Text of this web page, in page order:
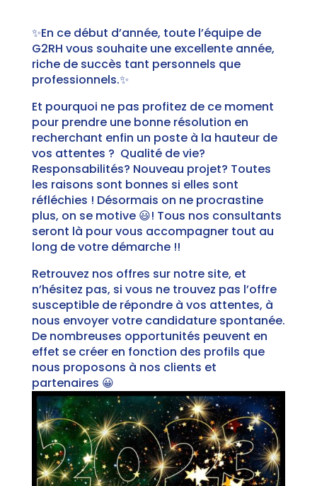
✨En ce début d’année, toute l’équipe de
G2RH vous souhaite une excellente année,
riche de succès tant personnels que
professionnels.✨
Et pourquoi ne pas profitez de ce moment
pour prendre une bonne résolution en
recherchant enfin un poste à la hauteur de
vos attentes ? Qualité de vie?
Responsabilités? Nouveau projet? Toutes
les raisons sont bonnes si elles sont
réfléchies ! Désormais on ne procrastine
plus, on se motive 😃! Tous nos consultants
seront là pour vous accompagner tout au
long de votre démarche !!
Retrouvez nos offres sur notre site, et
n’hésitez pas, si vous ne trouvez pas l’offre
susceptible de répondre à vos attentes, à
nous envoyer votre candidature spontanée.
De nombreuses opportunités peuvent en
effet se créer en fonction des profils que
nous proposons à nos clients et
partenaires 😀